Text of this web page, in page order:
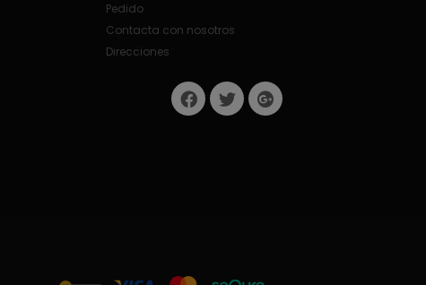
Pedido
Contacta con nosotros
Direcciones